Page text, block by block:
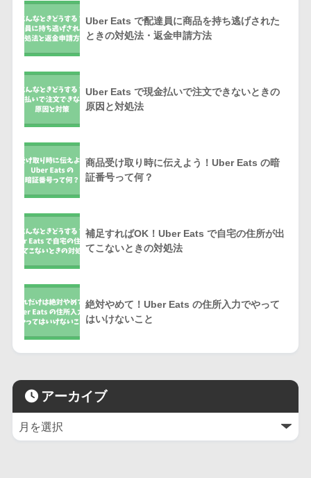
Uber Eats で配達員に商品を持ち逃げされた
ときの対処法・返金申請方法
Uber Eats で現金払いで注文できないときの
原因と対処法
商品受け取り時に伝えよう！Uber Eats の暗
証番号って何？
補足すればOK！Uber Eats で自宅の住所が出
てこないときの対処法
絶対やめて！Uber Eats の住所入力でやって
はいけないこと
アーカイブ